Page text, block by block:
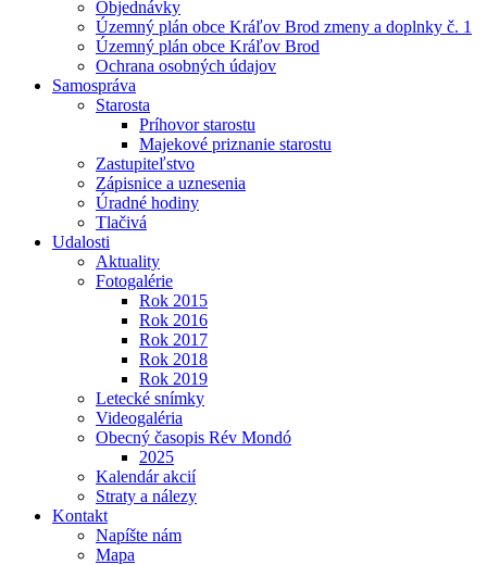
Objednávky
Územný plán obce Kráľov Brod zmeny a doplnky č. 1
Územný plán obce Kráľov Brod
Ochrana osobných údajov
Samospráva
Starosta
Príhovor starostu
Majekové priznanie starostu
Zastupiteľstvo
Zápisnice a uznesenia
Úradné hodiny
Tlačivá
Udalosti
Aktuality
Fotogalérie
Rok 2015
Rok 2016
Rok 2017
Rok 2018
Rok 2019
Letecké snímky
Videogaléria
Obecný časopis Rév Mondó
2025
Kalendár akcií
Straty a nálezy
Kontakt
Napíšte nám
Mapa